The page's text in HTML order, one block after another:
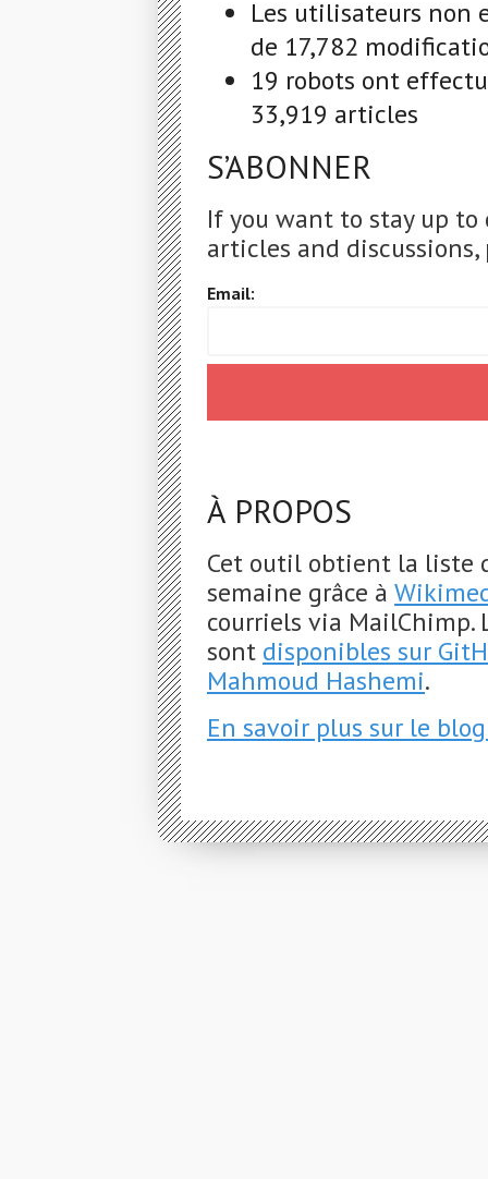
Les utilisateurs non
de 17,782
19 robots ont
33,919 articles
S’ABONNER
If you want to stay up
articles and
Email:
À PROPOS
Cet outil obtient la liste
semaine grâce à
courriels via MailChimp.
sont disponibles sur
Mahmoud Hashemi.
En savoir plus sur le